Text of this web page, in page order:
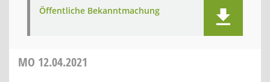
Öffentliche Bekanntmachung
MO 12.04.2021